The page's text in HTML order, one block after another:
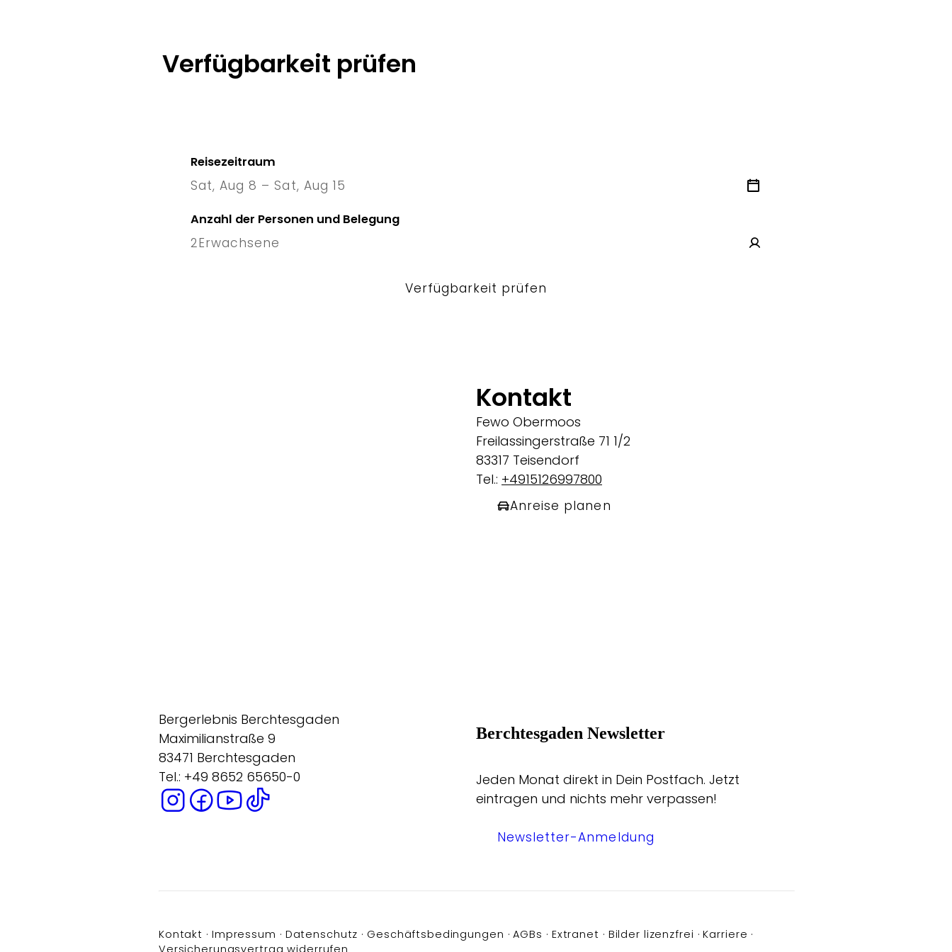
Verfügbarkeit prüfen
Reisezeitraum
Sat, Aug 8 – Sat, Aug 15
Anzahl der Personen und Belegung
2Erwachsene
Verfügbarkeit prüfen
Kontakt
Fewo Obermoos
Freilassingerstraße 71 1/2
83317 Teisendorf
Tel.: +4915126997800
Anreise planen
Bergerlebnis Berchtesgaden
Maximilianstraße 9
83471 Berchtesgaden
Tel.: +49 8652 65650-0
Berchtesgaden Newsletter
Jeden Monat direkt in Dein Postfach. Jetzt
eintragen und nichts mehr verpassen!
Newsletter-Anmeldung
Kontakt Impressum Datenschutz Geschäftsbedingungen AGBs Extranet Bilder lizenzfrei
Karriere
Versicherungsvertrag widerrufen